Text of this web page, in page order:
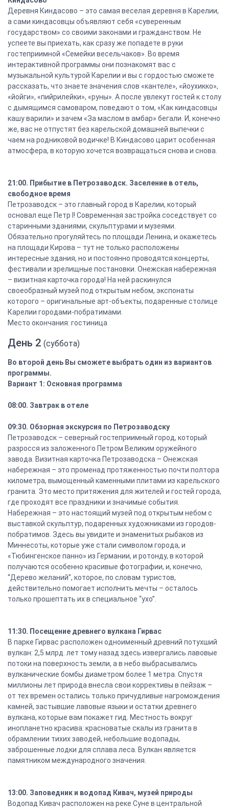
Деревня Киндасово – это самая веселая деревня в Карелии,
а сами киндасовцы объявляют себя «суверенным
государством» со своими законами и гражданством. Не
успеете вы приехать, как сразу же попадете в руки
гостеприимной «Семейки весельчаков». Во время
интерактивной программы они познакомят вас с
музыкальной культурой Карелии и вы с гордостью сможете
рассказать, что знаете значения слов «кантеле», «йоухикко»,
«йойги», «пийрилейки», «руны». А после увлекут гостей к столу
с дымящимся самоваром, поведают о том, «Как киндасовцы
кашу варили» и зачем «За маслом в амбар» бегали. И, конечно
же, вас не отпустят без карельской домашней выпечки с
чаем на родниковой водичке! В Киндасово царит особенная
атмосфера, в которую хочется возвращаться снова и снова.
21:00. Прибытие в Петрозаводск. Заселение в отель,
свободное время
Петрозаводск – это главный город в Карелии, который
основал еще Петр I! Современная застройка соседствует со
старинными зданиями, скульптурами и музеями.
Обязательно прогуляйтесь по площади Ленина, и окажетесь
на площади Кирова – тут не только расположены
интересные здания, но и постоянно проводятся концерты,
фестивали и зрелищные постановки. Онежская набережная
– визитная карточка города! На ней раскинулся
своеобразный музей под открытым небом, экспонаты
которого – оригинальные арт-объекты, подаренные столице
Карелии городами-побратимами.
Место окончания: гостиница
День 2 (суббота)
Во второй день Вы сможете выбрать один из вариантов
программы.
Вариант 1: Основная программа
08:00. Завтрак в отеле
09:30. Обзорная экскурсия по Петрозаводску
Петрозаводск – северный гостеприимный город, который
разросся из заложенного Петром Великим оружейного
завода. Визитная карточка Петрозаводска – Онежская
набережная – это променад протяженностью почти полтора
километра, вымощенный каменными плитами из карельского
гранита. Это место притяжения для жителей и гостей города,
где проходят все праздники и значимые события.
Набережная – это настоящий музей под открытым небом с
выставкой скульптур, подаренных художниками из городов-
побратимов. Здесь вы увидите и знаменитых рыбаков из
Миннесоты, которые уже стали символом города, и
«Тюбингенское панно» из Германии, и ротонду, в которой
получаются особенно красивые фотографии, и, конечно,
“Дерево желаний”, которое, по словам туристов,
действительно помогает исполнить мечты – осталось
только прошептать их в специальное “ухо”.
11:30. Посещение древнего вулкана Гирвас
В парке Гирвас расположен одноименный древний потухший
вулкан: 2,5 млрд. лет тому назад здесь извергались лавовые
потоки на поверхность земли, а в небо выбрасывались
вулканические бомбы диаметром более 1 метра. Спустя
миллионы лет природа внесла свои коррективы в пейзаж –
от тех времен остались только причудливые нагромождения
камней, застывшие лавовые языки и остатки древнего
вулкана, которые вам покажет гид. Местность вокруг
инопланетно красива: красноватые скалы из гранита в
обрамлении тихих заводей, небольшие водопады,
заброшенные лодки для сплава леса. Вулкан является
памятником международного значения.
13:00. Заповедник и водопад Кивач, музей природы
Водопад Кивач расположен на реке Суне в центральной